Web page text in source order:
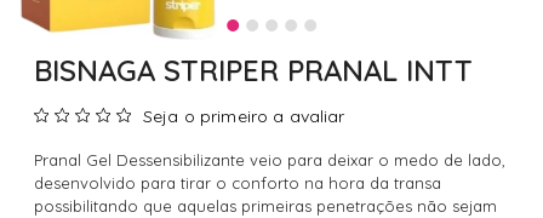
BISNAGA STRIPER PRANAL INTT
Seja o primeiro a avaliar
Pranal Gel Dessensibilizante veio para deixar o medo de lado,
desenvolvido para tirar o conforto na hora da transa
possibilitando que aquelas primeiras penetrações não sejam